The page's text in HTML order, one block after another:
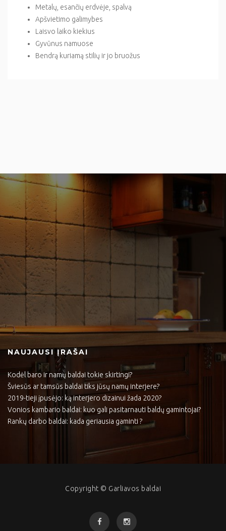
Metalų, esančių erdvėje, spalvą
Apšvietimo galimybes
Laisvo laiko kiekius
Gyvūnus namuose
Bendrą kuriamą stilių ir jo bruožus
NAUJAUSI ĮRAŠAI
Kodėl baro ir namų baldai tokie skirtingi?
Šviesūs ar tamsūs baldai tiks jūsų namų interjere?
2019-tieji įpusėjo: ką interjero dizainui žada 2020?
Vonios kambario baldai: kuo gali pasitarnauti baldų gamintojai?
Rankų darbo baldai: kada geriausia gaminti ?
Copyright © Garliavos baldai